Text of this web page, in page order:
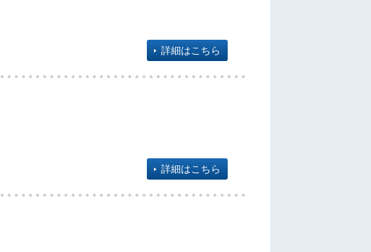
詳細はこちら
詳細はこちら